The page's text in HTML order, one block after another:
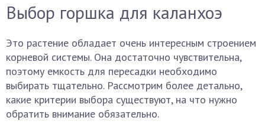
Выбор горшка для каланхоэ
Это растение обладает очень интересным строением
корневой системы. Она достаточно чувствительна,
поэтому емкость для пересадки необходимо
выбирать тщательно. Рассмотрим более детально,
какие критерии выбора существуют, на что нужно
обратить внимание обязательно.